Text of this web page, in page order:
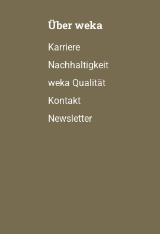
Über weka
Karriere
Nachhaltigkeit
weka Qualität
Kontakt
Newsletter